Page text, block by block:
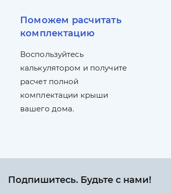
Поможем расчитать
комплектацию
Воспользуйтесь
калькулятором и получите
расчет полной
комплектации крыши
вашего дома.
Подпишитесь. Будьте с нами!